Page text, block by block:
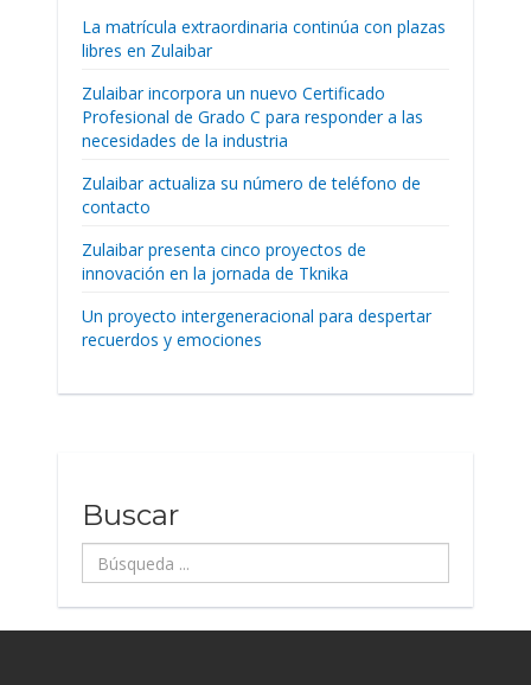
La matrícula extraordinaria continúa con plazas
libres en Zulaibar
Zulaibar incorpora un nuevo Certificado
Profesional de Grado C para responder a las
necesidades de la industria
Zulaibar actualiza su número de teléfono de
contacto
Zulaibar presenta cinco proyectos de
innovación en la jornada de Tknika
Un proyecto intergeneracional para despertar
recuerdos y emociones
Buscar
Búsqueda
...